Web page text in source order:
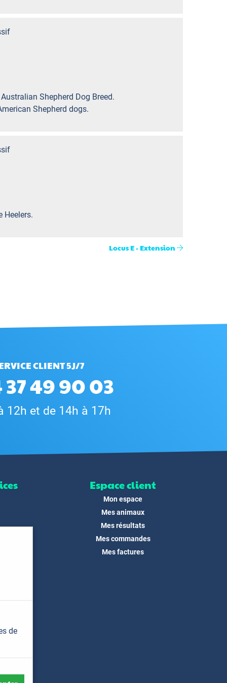
Shepherd Dog Breed.
Shepherd dogs.
Heelers.
Locus E - Extension
CLIENT 5J/7
49 90 03
12h et de 14h à 17h
Espace client
Mon espace
Mes animaux
Mes résultats
Mes commandes
Mes factures
de